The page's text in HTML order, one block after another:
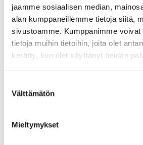
jaamme sosiaalisen median,
alan kumppaneillemme tietoja siitä,
sivustoamme. Kumppanimme voivat
tietoja muihin tietoihin, joita olet
kerätty, kun olet käyttänyt heidän
valinta
Välttämätön
Mieltymykset
Vatulanharjun
Palinperäntie 1312